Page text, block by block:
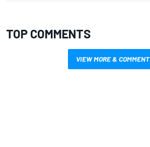
TOP COMMENTS
VIEW MORE & COMMENT